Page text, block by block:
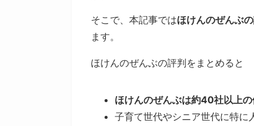
そこで、本記事ではほけんのぜんぶ
ます。
ほけんのぜんぶの評判をまとめると
ほけんのぜんぶは約40社以上
子育て世代やシニア世代に特に